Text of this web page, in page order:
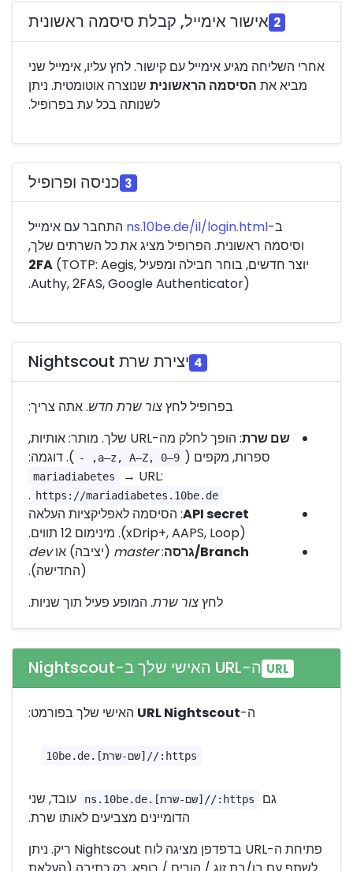
2 אישור אימייל, קבלת סיסמה ראשונית
אחרי השליחה מגיע אימייל עם קישור. לחץ עליו, אימייל שני
מביא את הסיסמה הראשונית שנוצרה אוטומטית. ניתן
לשנותה בכל עת בפרופיל.
3 כניסה ופרופיל
ב-ns.10be.de/il/login.html התחבר עם אימייל
וסיסמה ראשונית. הפרופיל מציג את כל השרתים שלך,
יוצר חדשים, בוחר חבילה ומפעיל
2FA (TOTP: Aegis,
Authy, 2FAS, Google Authenticator).
4 יצירת שרת Nightscout
בפרופיל לחץצור שרת חדש. אתה צריך:
שם שרת
: הופך לחלק מה-URL שלך. מותר: אותיות,
ספרות, מקפים ( a–z, A–Z, 0–9, - ). דוגמה:
mariadiabetes → URL:
https://mariadiabetes.10be.de
.
API secret: הסיסמה לאפליקציות העלאה
(xDrip+, AAPS, Loop). מינימום 12 תווים.
Branch/גרסה
:
master (יציבה) אוdev
(החדישה).
לחץצור שרת. המופע פעיל תוך שניות.
URL ה-URL האישי שלך ב-Nightscout
ה-URL Nightscout האישי שלך בפורמט:
https://[שם-שרת].10be.de
גם https://[שם-שרת].ns.10be.de
עובד, שני
הדומיינים מצביעים לאותו שרת.
פתיחת ה-URL בדפדפן מציגה לוח Nightscout ריק. ניתן